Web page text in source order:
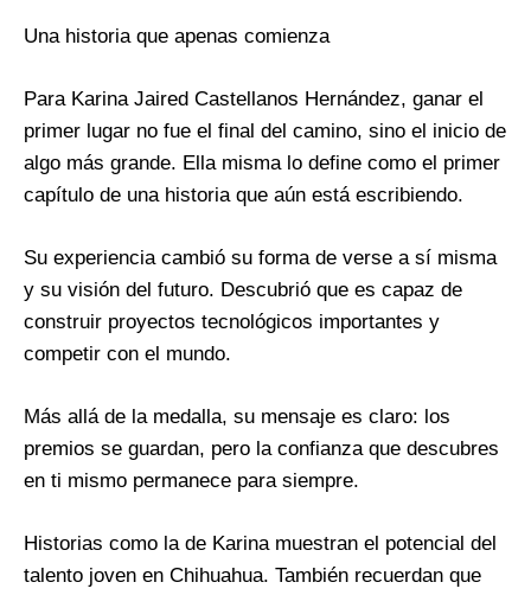
Una historia que apenas comienza
Para Karina Jaired Castellanos Hernández, ganar el
primer lugar no fue el final del camino, sino el inicio de
algo más grande. Ella misma lo define como el primer
capítulo de una historia que aún está escribiendo.
Su experiencia cambió su forma de verse a sí misma
y su visión del futuro. Descubrió que es capaz de
construir proyectos tecnológicos importantes y
competir con el mundo.
Más allá de la medalla, su mensaje es claro: los
premios se guardan, pero la confianza que descubres
en ti mismo permanece para siempre.
Historias como la de Karina muestran el potencial del
talento joven en Chihuahua. También recuerdan que